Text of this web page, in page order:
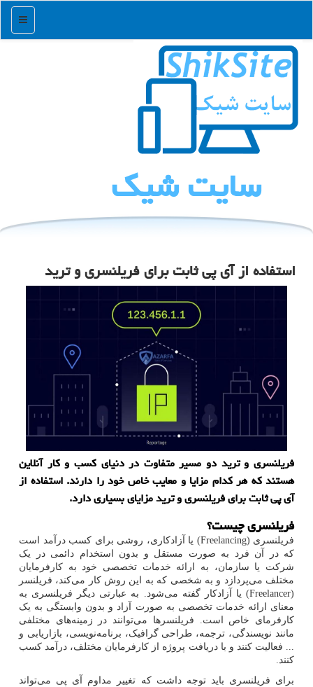
منو
سایت شیك
استفاده از آی پی ثابت برای فریلنسری و ترید
فریلنسری و ترید دو مسیر متفاوت در دنیای کسب و کار آنلاین
هستند که هر کدام مزایا و معایب خاص خود را دارند. استفاده از
آی پی ثابت برای فریلنسری و ترید مزایای بسیاری دارد.
فریلنسری چیست؟
فریلنسری (Freelancing) یا آزادکاری، روشی برای کسب درآمد است
که در آن فرد به صورت مستقل و بدون استخدام دائمی در یک
شرکت یا سازمان، به ارائه خدمات تخصصی خود به کارفرمایان
مختلف می‌پردازد و به شخصی که به این روش کار می‌کند، فریلنسر
(
Freelancer) یا آزادکار گفته می‌شود. به عبارتی دیگر فریلنسری به
معنای ارائه خدمات تخصصی به صورت آزاد و بدون وابستگی به یک
کارفرمای خاص است. فریلنسرها می‌توانند در زمینه‌های مختلفی
مانند نویسندگی، ترجمه، طراحی گرافیک، برنامه‌نویسی، بازاریابی و
... فعالیت کنند و با دریافت پروژه از کارفرمایان مختلف، درآمد کسب
کنند.
برای فریلنسری باید توجه داشت که تغییر مداوم آی پی می‌تواند